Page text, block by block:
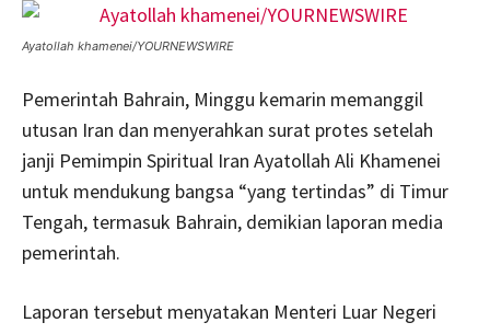
Ayatollah khamenei/YOURNEWSWIRE
Pemerintah Bahrain, Minggu kemarin memanggil
utusan Iran dan menyerahkan surat protes setelah
janji Pemimpin Spiritual Iran Ayatollah Ali Khamenei
untuk mendukung bangsa “yang tertindas” di Timur
Tengah, termasuk Bahrain, demikian laporan media
pemerintah.
Laporan tersebut menyatakan Menteri Luar Negeri